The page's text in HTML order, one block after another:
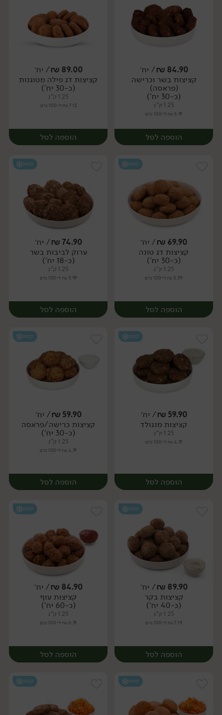
יח׳ יח׳
84.90
₪/ יח׳
קציצות בשר וכרישה
(פראסה)
(כ-30 יח')
1.25 ק"ג
6.79 ₪ ל-100 גרם
הוספה לסל
יח׳
89.00
₪/ יח׳
קציצות דג פילה מטוגנות
(כ-30 יח')
1.25 ק"ג
7.12 ₪ ל-100 גרם
הוספה לסל
יח׳
קפוא
69.90
₪/ יח׳
קציצות דג טונה
(כ-30 יח')
1.25 ק"ג
5.59 ₪ ל-100 גרם
הוספה לסל
יח׳
קפוא
74.90
₪/ יח׳
ערוק לביבות בשר
(כ-18 יח')
1.25 ק"ג
5.99 ₪ ל-100 גרם
הוספה לסל
יח׳
קפוא
59.90
₪/ יח׳
קציצות מנגולד
1.25 ק"ג
4.79 ₪ ל-100 גרם
הוספה לסל
יח׳
קפוא
59.90
₪/ יח׳
קציצות כרישה/פראסה
(כ-30 יח')
1.25 ק"ג
4.79 ₪ ל-100 גרם
הוספה לסל
יח׳
קפוא
89.90
₪/ יח׳
קציצות בקר
(כ-40 יח')
1.25 ק"ג
7.19 ₪ ל-100 גרם
הוספה לסל
קפוא
84.90
₪/ יח׳
קציצות עוף
(כ-60 יח')
1.25 ק"ג
6.79 ₪ ל-100 גרם
הוספה לסל
קפוא קפוא